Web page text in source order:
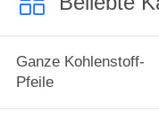
Ganze Kohlenstoff-
Pfeile